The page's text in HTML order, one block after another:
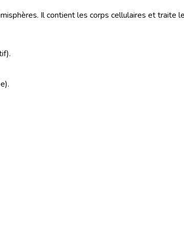
Il contient les corps cellulaires et traite